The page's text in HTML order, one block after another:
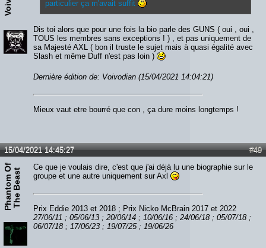
particulier ça m'avait suffit
Dis toi alors que pour une fois la bio parle des GUNS ( oui , oui ,
TOUS les membres sans exceptions ! ) , et pas uniquement de
sa Majesté AXL ( bon il truste le sujet mais à quasi égalité avec
Slash et même Duff n'est pas loin )
Dernière édition de: Voivodian (15/04/2021 14:04:21)
Mieux vaut etre bourré que con , ça dure moins longtemps !
#49
15/04/2021 14:45:27
P
h
a
n
t
o
m
O
f
T
h
e
B
e
a
st
Ce que je voulais dire, c'est que j'ai déjà lu une biographie sur le
groupe et une autre uniquement sur Axl
Prix Eddie 2013 et 2018 ; Prix Nicko McBrain 2017 et 2022
27/06/11 ; 05/06/13 ; 20/06/14 ; 10/06/16 ; 24/06/18 ; 05/07/18 ;
06/07/18 ; 17/06/23 ; 19/07/25 ; 19/06/26